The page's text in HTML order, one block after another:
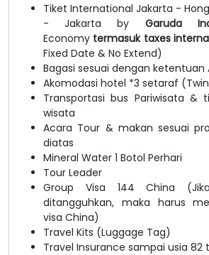
Tiket International Jakarta -
- Jakarta by Garuda
Economy termasuk taxes
Fixed Date & No Extend)
Bagasi sesuai dengan ketentuan
Akomodasi hotel *3 setaraf
Transportasi bus Pariwisata &
wisata
Acara Tour & makan sesuai
diatas
Mineral Water 1 Botol Perhari
Tour Leader
Group Visa 144 China
ditangguhkan, maka harus
visa China)
Travel Kits (Luggage Tag)
Travel Insurance sampai usia 82